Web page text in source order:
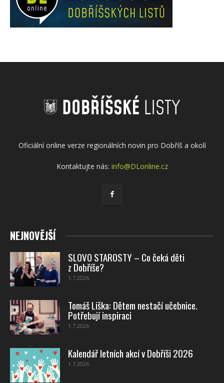
Oficiální online verze regionálních novin pro Dobříš a okolí
Kontaktujte nás: info@DLonline.cz
NEJNOVĚJŠÍ
SLOVO STAROSTY – Co čeká děti
z Dobříše?
1.7.2026
Tomáš Liška: Dětem nestačí učebnice.
Potřebují inspiraci
1.7.2026
Kalendář letních akcí v Dobříši 2026
1.7.2026